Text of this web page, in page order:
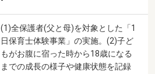
(1)全保護者(父と母)を対象とした「1
日保育士体験事業」の実施。(2)子ど
もがお腹に宿った時から18歳になる
までの成長の様子や健康状態を記録